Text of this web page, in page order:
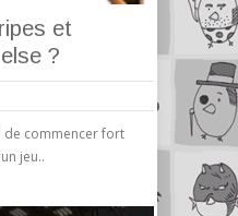
et
?
de commencer fort
jeu..